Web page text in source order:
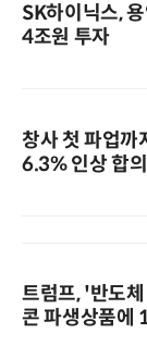
SK하이닉스,
4조원 투자
창사 첫 파업
6.3% 인상 합의
트럼프, '반도
콘 파생상품에